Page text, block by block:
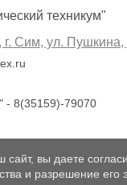
техникум"
г. Сим, ул. Пушкина,
- 8(35159)-79070
сайт, вы даете
и разрешение